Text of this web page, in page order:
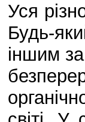
Уся
Будь-
іншим